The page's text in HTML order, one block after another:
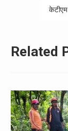
Related